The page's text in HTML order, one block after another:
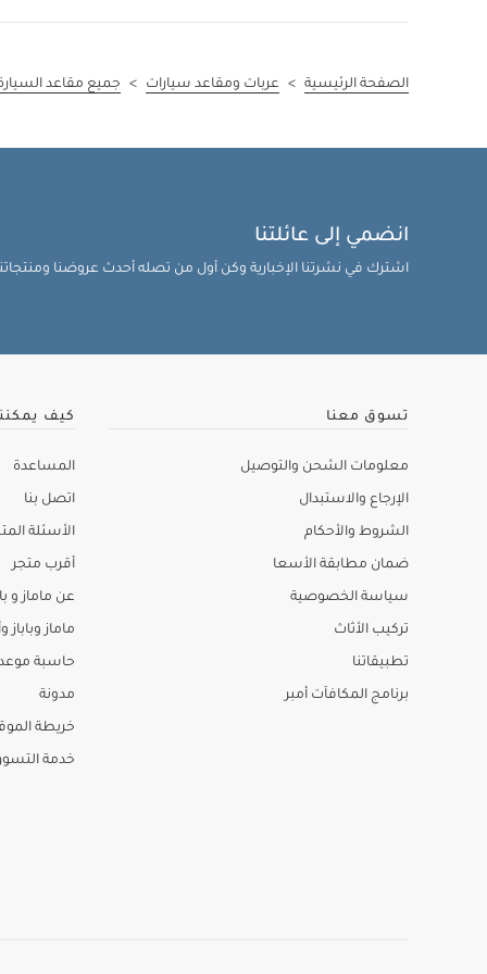
Birth - 10Yrs (54Kg Max) Or 12M-
Birth - 4Yrs (29Kg Max)
(2) الصفحة الرئيسية > عربات ومقاعد سيارات > جميع مقاعد
انضمي إلى عائلتنا
اشترك في نشرتنا الإخبارية وكن أول من تصله أحدث عروضنا
تسوق معنا
معلومات الشحن والتوصيل
الإرجاع والاستبدال
الشروط والأحكام
ضمان مطابقة الأسعا
سياسة الخصوصية
تركيب الأثاث
تطبيقاتنا
برنامج المكافآت أمبر
كيف
المساعدة
اتصل بنا
الأسئلة
أقرب متجر
عن ماماز و
ماماز وباباز
حاسبة موعد
مدونة
خريطة
خدمة